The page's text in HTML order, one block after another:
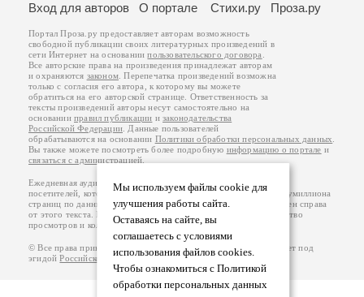
Мы используем файлы cookie для
улучшения работы сайта.
Оставаясь на сайте, вы
соглашаетесь с условиями
использования файлов cookies.
Чтобы ознакомиться с Политикой
обработки персональных данных
Вход для авторов
О портале Стихи.ру Проза.ру
Портал Проза.ру предоставляет авторам возможность
свободной публикации своих литературных произведений в
сети Интернет на основаниипользовательского договора
Все авторские права на произведения принадлежат авторам
и охраняются законом . Перепечатка произведений возможна
только с согласия его автора, к которому вы можете
обратиться на его авторской странице. Ответственность за
тексты произведений авторы несут самостоятельно на
основанииправил публикации изаконодательства
Российской Федерации . Данные пользователей
обрабатываются на основании Политики обработки персональных данных
Вы также можете посмотреть более подробную информацию о портале и
связаться с администрацией
Ежедневная аудитория портала Проза.ру – порядка 100 тысяч
посетителей, которые в общей сумме просматривают более полумиллиона
страниц по данным счетчика посещаемости, который расположен справа
от этого текста. В каждой графе указано по две цифры: количество
просмотров и количество посетителей.
© Все права принадлежат авторам, 2000-2026. Портал работает под
эгидойРоссийского союза писателей.18+